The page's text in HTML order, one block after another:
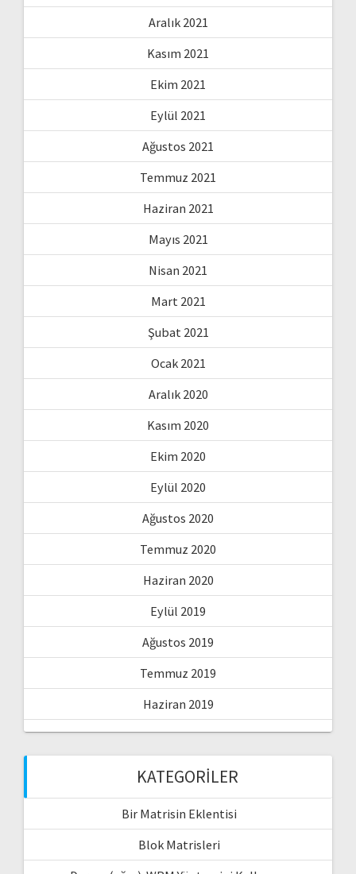
Aralık 2021
Kasım 2021
Ekim 2021
Eylül 2021
Ağustos 2021
Temmuz 2021
Haziran 2021
Mayıs 2021
Nisan 2021
Mart 2021
Şubat 2021
Ocak 2021
Aralık 2020
Kasım 2020
Ekim 2020
Eylül 2020
Ağustos 2020
Temmuz 2020
Haziran 2020
Eylül 2019
Ağustos 2019
Temmuz 2019
Haziran 2019
KATEGORILER
Bir Matrisin Eklentisi
Blok Matrisleri